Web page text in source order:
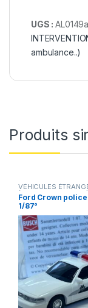
UGS :AL0149a
ambulance..)
Produits
VÉHICULES
(voitures,camions ...)
VÉHICULES
(gendarmerie,
Ford Crown
1/87°